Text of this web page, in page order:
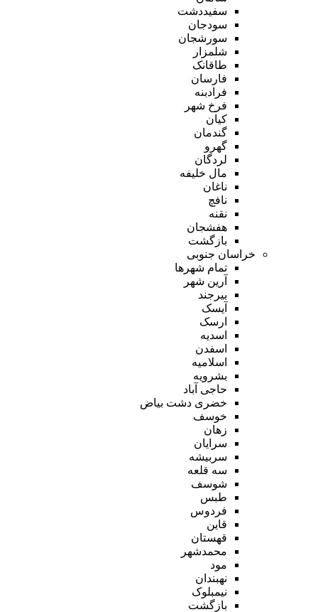
سفیددشت
سودجان
سورشجان
شلمزار
طاقانک
فارسان
فرادبنه
فرخ شهر
کیان
گندمان
گهرو
لردگان
مال خلیفه
ناغان
نافچ
نقنه
هفشجان
بازگشت
خراسان جنوبی
تمام شهر‌ها
آرین شهر
بیرجند
آیسک
ارسک
اسدیه
اسفدن
اسلامیه
بشرویه
حاجی آباد
خضری دشت بیاض
خوسف
زهان
سرایان
سربیشه
سه قلعه
شوسف
طبس
فردوس
قاین
قهستان
محمدشهر
مود
نهبندان
نیمبلوک
بازگشت